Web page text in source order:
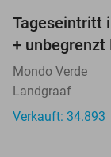
Tageseintritt
+ unbegrenzt
Mondo Verde
Landgraaf
Verkauft: 34.893